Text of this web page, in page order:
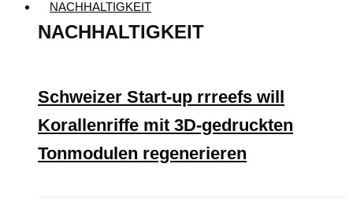
NACHHALTIGKEIT
NACHHALTIGKEIT
Schweizer Start-up rrreefs will
Korallenriffe mit 3D-gedruckten
Tonmodulen regenerieren